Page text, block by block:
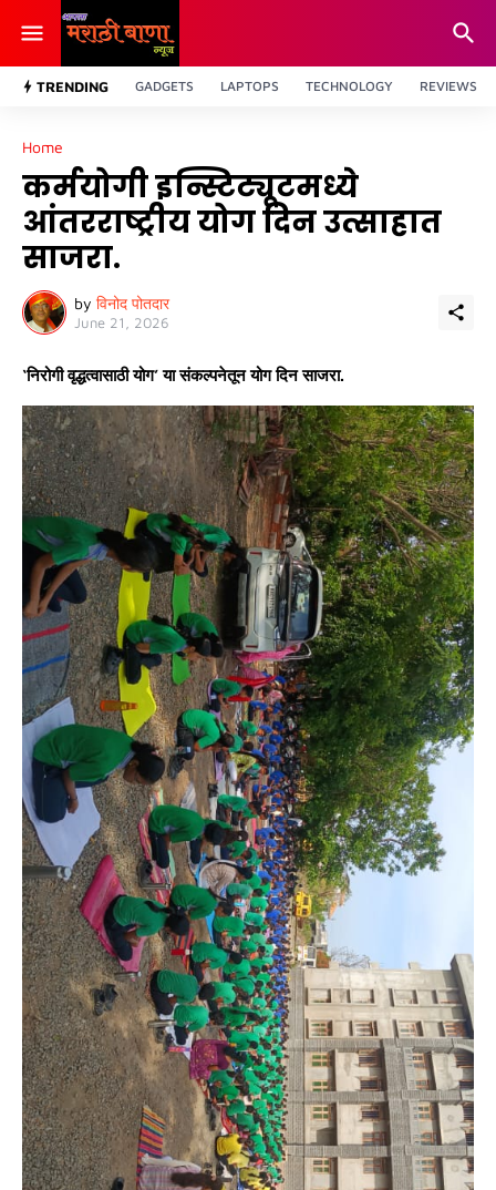
TRENDING GADGETS LAPTOPS TECHNOLOGY REVIEWS
Home
कर्मयोगी इन्स्टिट्यूटमध्ये
आंतरराष्ट्रीय योग दिन उत्साहात
साजरा.
by विनोद पोतदार
June 21, 2026
‘निरोगी वृद्धत्वासाठी योग’ या संकल्पनेतून योग दिन साजरा.